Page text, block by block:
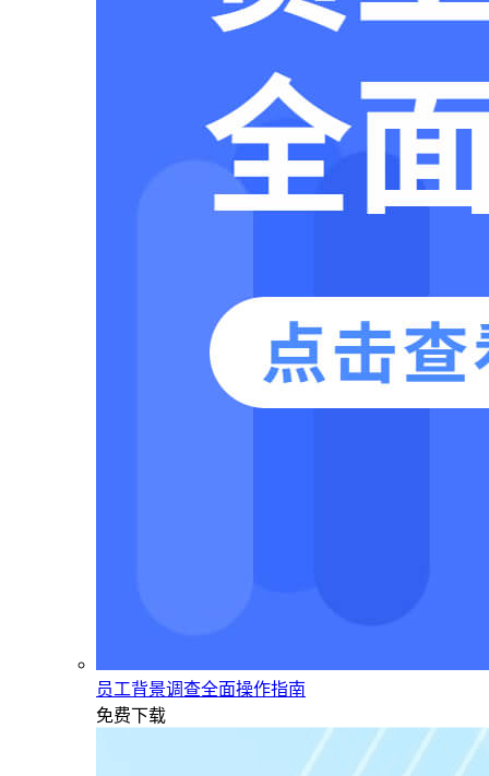
员工背景调查全面操作指南
免费下载